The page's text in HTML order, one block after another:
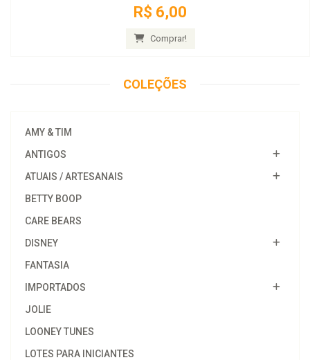
R$ 6,00
Comprar!
COLEÇÕES
AMY & TIM
ANTIGOS
ATUAIS / ARTESANAIS
BETTY BOOP
CARE BEARS
DISNEY
FANTASIA
IMPORTADOS
JOLIE
LOONEY TUNES
LOTES PARA INICIANTES